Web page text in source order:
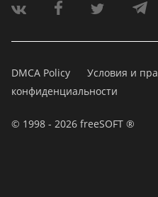
DMCA Policy Условия и
конфиденциальности
© 1998 - 2026 freeSOFT ®